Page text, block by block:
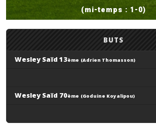
(mi-temps : 1-0)
BUTS
Wesley Saïd 13ème (Adrien Thomasson)
Wesley Saïd 70ème (Goduine Koyalipou)